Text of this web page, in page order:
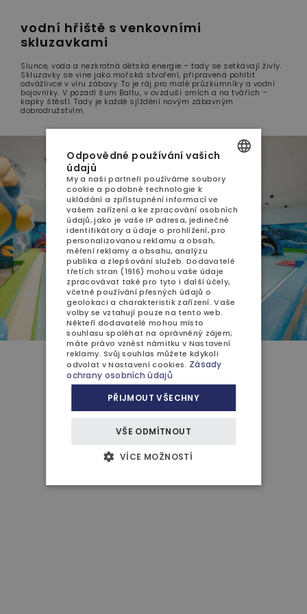
vodní hřiště s venkovními
skluzavkami
Slunce, voda a nezkrotná dětská energie – tady se setkávají živly.
Skluzavky se vine jako mořská stvoření, připravená pohltit
odvážlivce v víru zábavy. To je ráj pro malé průzkumníky a vodní
bojovníky. V pozadí šum Baltu, v ovzduší smích a na tvářích –
kapky štěstí. Tady je každé sjíždění novým zábavným
dobrodružstvím.
POLISH
ENGLISH
GERMAN
Odpovědné používání vašich
údajů
My a naši partneři používáme soubory
cookie a podobné technologie k
ukládání a zpřístupnění informací ve
vašem zařízení a ke zpracování osobních
údajů, jako je vaše IP adresa, jedinečné
identifikátory a údaje o prohlížení, pro
personalizovanou reklamu a obsah,
měření reklamy a obsahu, analýzu
publika a zlepšování služeb. Dodavatelé
třetích stran (1916) mohou vaše údaje
zpracovávat také pro tyto i další účely,
včetně používání přesných údajů o
geolokaci a charakteristik zařízení. Vaše
volby se vztahují pouze na tento web.
Někteří dodavatelé mohou místo
souhlasu spoléhat na oprávněný zájem;
máte právo vznést námitku v Nastavení
reklamy. Svůj souhlas můžete kdykoli
odvolat vNastavení cookies. Zásady
ochrany osobních údajů
PŘIJMOUT VŠECHNY
VŠE ODMÍTNOUT
VÍCE MOŽNOSTÍ